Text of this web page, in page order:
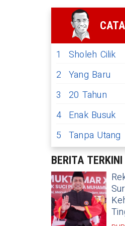
1
Sholeh Cilik
2 Yang Baru
3
20 Tahun
4 Enak Busuk
5 Tanpa Utang
BERITA TERKINI
1 Juta Liter